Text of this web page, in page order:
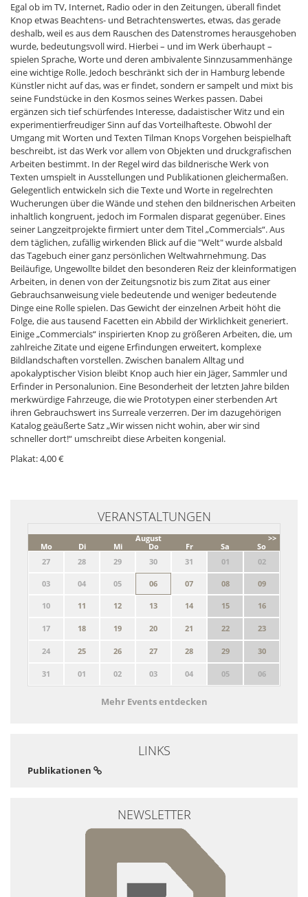
Egal ob im TV, Internet, Radio oder in den Zeitungen, überall findet
Knop etwas Beachtens- und Betrachtenswertes, etwas, das gerade
deshalb, weil es aus dem Rauschen des Datenstromes herausgehoben
wurde, bedeutungsvoll wird. Hierbei – und im Werk überhaupt –
spielen Sprache, Worte und deren ambivalente Sinnzusammenhänge
eine wichtige Rolle. Jedoch beschränkt sich der in Hamburg lebende
Künstler nicht auf das, was er findet, sondern er sampelt und mixt bis
seine Fundstücke in den Kosmos seines Werkes passen. Dabei
ergänzen sich tief schürfendes Interesse, dadaistischer Witz und ein
experimentierfreudiger Sinn auf das Vorteilhafteste. Obwohl der
Umgang mit Worten und Texten Tilman Knops Vorgehen beispielhaft
beschreibt, ist das Werk vor allem von Objekten und druckgrafischen
Arbeiten bestimmt. In der Regel wird das bildnerische Werk von
Texten umspielt in Ausstellungen und Publikationen gleichermaßen.
Gelegentlich entwickeln sich die Texte und Worte in regelrechten
Wucherungen über die Wände und stehen den bildnerischen Arbeiten
inhaltlich kongruent, jedoch im Formalen disparat gegenüber. Eines
seiner Langzeitprojekte firmiert unter dem Titel „Commercials“. Aus
dem täglichen, zufällig wirkenden Blick auf die "Welt" wurde alsbald
das Tagebuch einer ganz persönlichen Weltwahrnehmung. Das
Beiläufige, Ungewollte bildet den besonderen Reiz der kleinformatigen
Arbeiten, in denen von der Zeitungsnotiz bis zum Zitat aus einer
Gebrauchsanweisung viele bedeutende und weniger bedeutende
Dinge eine Rolle spielen. Das Gewicht der einzelnen Arbeit höht die
Folge, die aus tausend Facetten ein Abbild der Wirklichkeit generiert.
Einige „Commercials“ inspirierten Knop zu größeren Arbeiten, die, um
zahlreiche Zitate und eigene Erfindungen erweitert, komplexe
Bildlandschaften vorstellen. Zwischen banalem Alltag und
apokalyptischer Vision bleibt Knop auch hier ein Jäger, Sammler und
Erfinder in Personalunion. Eine Besonderheit der letzten Jahre bilden
merkwürdige Fahrzeuge, die wie Prototypen einer sterbenden Art
ihren Gebrauchswert ins Surreale verzerren. Der im dazugehörigen
Katalog geäußerte Satz „Wir wissen nicht wohin, aber wir sind
schneller dort!“ umschreibt diese Arbeiten kongenial.
Plakat: 4,00 €
VERANSTALTUNGEN
>>
August
Mo
Di Mi Do Fr Sa
So
27
28 29 30 31 01 02
03 04 05 06 07 08 09
10 11 12 13 14 15 16
17 18 19 20 21 22 23
24 25 26 27 28 29 30
31 01 02 03 04 05 06
Mehr Events entdecken
LINKS
Publikationen
NEWSLETTER